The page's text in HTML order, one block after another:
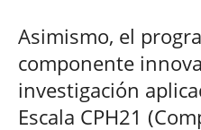
Asimismo, el
componente
investigación
Escala CPH21